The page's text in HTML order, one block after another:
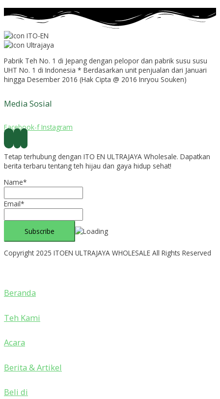
Pabrik Teh No. 1 di Jepang dengan pelopor dan pabrik susu susu
UHT No. 1 di Indonesia * Berdasarkan unit penjualan dari Januari
hingga Desember 2016 (Hak Cipta @ 2016 Inryou Souken)
Media Sosial
Facebook-f Instagram
Tetap terhubung dengan ITO EN ULTRAJAYA Wholesale. Dapatkan
berita terbaru tentang teh hijau dan gaya hidup sehat!
Name*
Email*
Copyright 2025 ITOEN ULTRAJAYA WHOLESALE All Rights Reserved
Beranda
Teh Kami
Acara
Berita & Artikel
Beli di